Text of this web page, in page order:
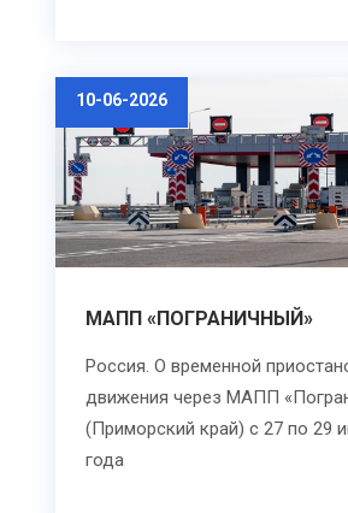
10-06-2026
МАПП «ПОГРАНИЧНЫЙ»
Россия. О временной
движения через МАПП
(Приморский край) с 27 по 29
года